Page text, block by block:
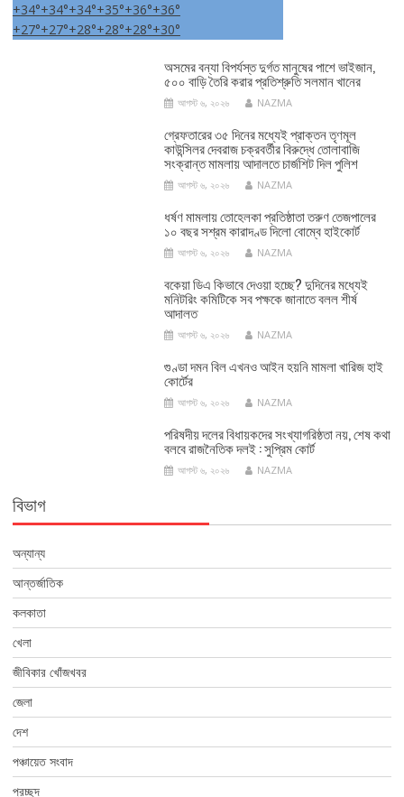
+34°+34°+34°+35°+36°+36°
+27°+27°+28°+28°+28°+30°
অসমের বন্যা বিপর্যস্ত দুর্গত মানুষের পাশে ভাইজান,
৫০০ বাড়ি তৈরি করার প্রতিশ্রুতি সলমান খানের
আগস্ট ৬, ২০২৬ NAZMA
গ্রেফতারের ৩৫ দিনের মধ্যেই প্রাক্তন তৃণমূল
কাউন্সিলর দেবরাজ চক্রবর্তীর বিরুদ্ধে তোলাবাজি
সংক্রান্ত মামলায় আদালতে চার্জশিট দিল পুলিশ
আগস্ট ৬, ২০২৬ NAZMA
ধর্ষণ মামলায় তোহেলকা প্রতিষ্ঠাতা তরুণ তেজপালের
১০ বছর সশ্রম কারাদণ্ড দিলো বোম্বে হাইকোর্ট
আগস্ট ৬, ২০২৬ NAZMA
বকেয়া ডিএ কিভাবে দেওয়া হচ্ছে? দুদিনের মধ্যেই
মনিটরিং কমিটিকে সব পক্ষকে জানাতে বলল শীর্ষ
আদালত
আগস্ট ৬, ২০২৬ NAZMA
গুণ্ডা দমন বিল এখনও আইন হয়নি মামলা খারিজ হাই
কোর্টের
আগস্ট ৬, ২০২৬ NAZMA
পরিষদীয় দলের বিধায়কদের সংখ্যাগরিষ্ঠতা নয়, শেষ কথা
বলবে রাজনৈতিক দলই : সুপ্রিম কোর্ট
আগস্ট ৬, ২০২৬ NAZMA
বিভাগ
অন্যান্য
আন্তর্জাতিক
কলকাতা
খেলা
জীবিকার খোঁজখবর
জেলা
দেশ
পঞ্চায়েত সংবাদ
প্রচ্ছদ